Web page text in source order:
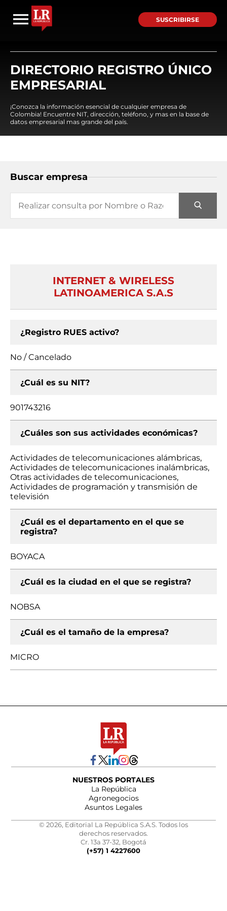
SUSCRIBIRSE
DIRECTORIO REGISTRO ÚNICO
EMPRESARIAL
¡Conozca la información esencial de cualquier empresa de
Colombia! Encuentre NIT, dirección, teléfono, y mas en la base de
datos empresarial mas grande del país.
Buscar empresa
INTERNET & WIRELESS
LATINOAMERICA S.A.S
¿Registro RUES activo?
No / Cancelado
¿Cuál es su NIT?
901743216
¿Cuáles son sus actividades económicas?
Actividades de telecomunicaciones alámbricas,
Actividades de telecomunicaciones inalámbricas,
Otras actividades de telecomunicaciones,
Actividades de programación y transmisión de
televisión
¿Cuál es el departamento en el que se
registra?
BOYACA
¿Cuál es la ciudad en el que se registra?
NOBSA
¿Cuál es el tamaño de la empresa?
MICRO
NUESTROS PORTALES
La República
Agronegocios
Asuntos Legales
© 2026, Editorial La República S.A.S. Todos los
derechos reservados.
Cr. 13a 37-32, Bogotá
(+57) 1 4227600